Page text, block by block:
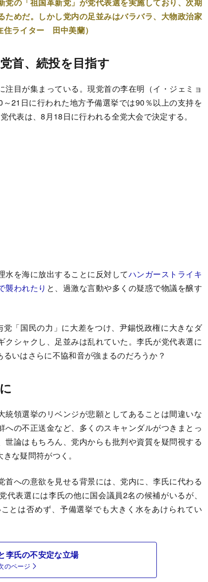
めだ。しかし党内の足並みはバラバラ、大物政治家
住ライター 田中美蘭）
首、続投を目指す
目が集まっている。現党首の李在明（イ・ジェミョ
21日に行われた地方予備選挙では90％以上の支持を
表は、8月18日に行われる全党大会で決定する。
を海に放出することに反対してハンガーストライキ
襲われたり と、過激な言動や多くの疑惑で物議を醸す
「国民の力」に大差をつけ、尹錫悦政権に大きなダ
シャクし、足並みは乱れていた。李氏が党代表選に
いはさらに不協和音が強まるのだろうか？
領選挙のリベンジが悲願としてあることは間違いな
の不正送金など、多くのスキャンダルがつきまとっ
論はもちろん、党内からも批判や資質を疑問視する
な疑問符がつく。
への意欲を見せる背景には、党内に、李氏に代わる
表選には李氏の他に国会議員2名の候補がいるが、
とは否めず、予備選挙でも大きく水をあけられてい
李氏の不安定な立場
のページ